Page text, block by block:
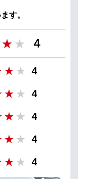
す。
4
4
4
4
4
4